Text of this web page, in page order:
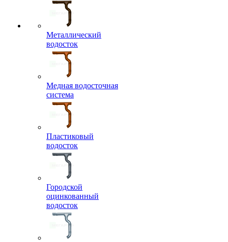
Металлический
водосток
Медная водосточная
система
Пластиковый
водосток
Городской
оцинкованный
водосток